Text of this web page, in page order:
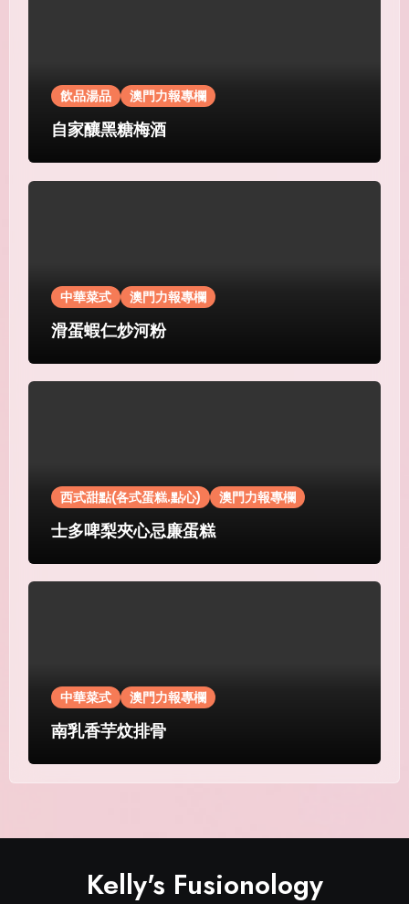
飲品湯品 澳門力報專欄
自家釀黑糖梅酒
中華菜式 澳門力報專欄
滑蛋蝦仁炒河粉
西式甜點(各式蛋糕.點心) 澳門力報專欄
士多啤梨夾心忌廉蛋糕
中華菜式 澳門力報專欄
南乳香芋炆排骨
Kelly's Fusionology